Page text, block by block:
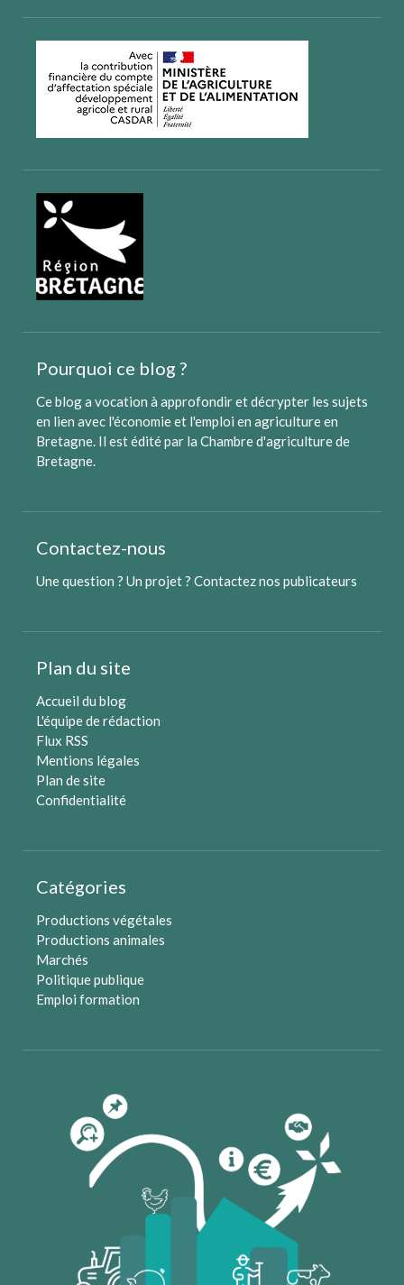
Pourquoi ce blog ?
Ce blog a vocation à approfondir et décrypter les sujets
en lien avec l'économie et l'emploi en agriculture en
Bretagne. Il est édité par la Chambre d'agriculture de
Bretagne.
Contactez-nous
Une question ? Un projet ? Contactez nos publicateurs
Plan du site
Accueil du blog
L'équipe de rédaction
Flux RSS
Mentions légales
Plan de site
Confidentialité
Catégories
Productions végétales
Productions animales
Marchés
Politique publique
Emploi formation